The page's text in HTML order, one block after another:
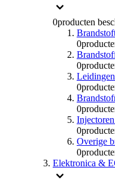
0producten
0
0
0
0
0
Overige
0
Elektronica &